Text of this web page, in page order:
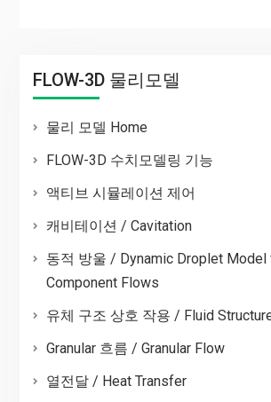
FLOW-3D 물리모델
물리 모델 Home
FLOW-3D 수치모델링 기능
액티브 시뮬레이션 제어
캐비테이션 / Cavitation
동적 방울 / Dynamic Droplet Model
Component Flows
유체 구조 상호 작용 / Fluid
Granular 흐름 / Granular Flow
열전달 / Heat Transfer